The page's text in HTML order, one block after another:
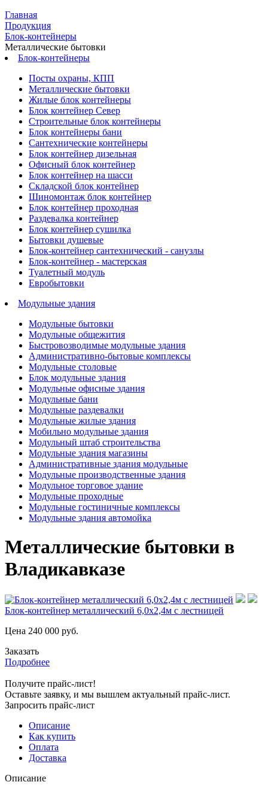
Главная
Продукция
Блок-контейнеры
Металлические бытовки
Блок-контейнеры
Посты охраны, КПП
Металлические бытовки
Жилые блок контейнеры
Блок контейнер Север
Строительные блок контейнеры
Блок контейнеры бани
Сантехнические контейнеры
Блок контейнер дизельная
Офисный блок контейнер
Блок контейнер на шасси
Складской блок контейнер
Шиномонтаж блок контейнер
Блок контейнер проходная
Раздевалка контейнер
Блок контейнер сушилка
Бытовки душевые
Блок-контейнер сантехнический - санузлы
Блок-контейнер - мастерская
Туалетный модуль
Евробытовки
Модульные здания
Модульные бытовки
Модульные общежития
Быстровозводимые модульные здания
Административно-бытовые комплексы
Модульные столовые
Блок модульные здания
Модульные офисные здания
Модульные бани
Модульные раздевалки
Модульные жилые здания
Мобильно модульные здания
Модульный штаб строительства
Модульные здания магазины
Административные здания модульные
Модульные производственные здания
Модульное торговое здание
Модульные проходные
Модульные гостиничные комплексы
Модульные здания автомойка
Металлические бытовки в
Владикавказе
Блок-контейнер металлический 6,0х2,4м с лестницей
Цена 240 000 руб.
Заказать
Подробнее
Получите прайс-лист!
Оставьте заявку, и мы вышлем актуальный прайс-лист.
Запросить прайс-лист
Описание
Как купить
Оплата
Доставка
Описание